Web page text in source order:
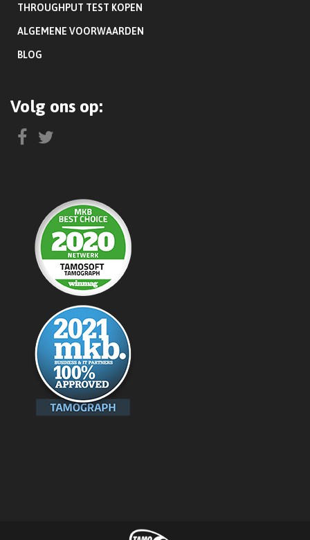
THROUGHPUT TEST KOPEN
ALGEMENE VOORWAARDEN
BLOG
Volg ons op: